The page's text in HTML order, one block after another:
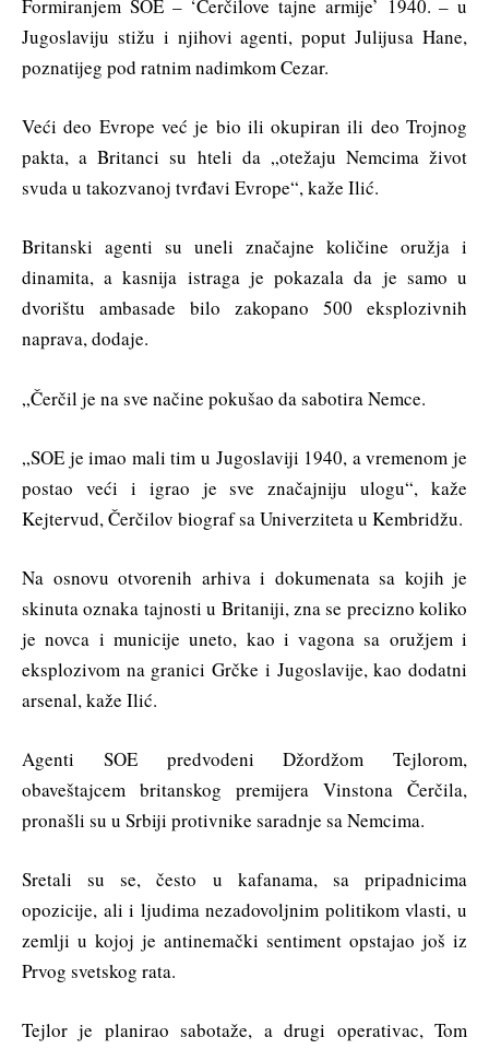
Formiranjem SOE – ‘Čerčilove tajne armije’ 1940. – u
Jugoslaviju stižu i njihovi agenti, poput Julijusa Hane,
poznatijeg pod ratnim nadimkom Cezar.
Veći deo Evrope već je bio ili okupiran ili deo Trojnog
pakta, a Britanci su hteli da „otežaju Nemcima život
svuda u takozvanoj tvrđavi Evrope“, kaže Ilić.
Britanski agenti su uneli značajne količine oružja i
dinamita, a kasnija istraga je pokazala da je samo u
dvorištu ambasade bilo zakopano 500 eksplozivnih
naprava, dodaje.
„Čerčil je na sve načine pokušao da sabotira Nemce.
„SOE je imao mali tim u Jugoslaviji 1940, a vremenom je
postao veći i igrao je sve značajniju ulogu“, kaže
Kejtervud, Čerčilov biograf sa Univerziteta u Kembridžu.
Na osnovu otvorenih arhiva i dokumenata sa kojih je
skinuta oznaka tajnosti u Britaniji, zna se precizno koliko
je novca i municije uneto, kao i vagona sa oružjem i
eksplozivom na granici Grčke i Jugoslavije, kao dodatni
arsenal, kaže Ilić.
Agenti SOE predvodeni Džordžom Tejlorom,
obaveštajcem britanskog premijera Vinstona Čerčila,
pronašli su u Srbiji protivnike saradnje sa Nemcima.
Sretali su se, često u kafanama, sa pripadnicima
opozicije, ali i ljudima nezadovoljnim politikom vlasti, u
zemlji u kojoj je antinemački sentiment opstajao još iz
Prvog svetskog rata.
Tejlor je planirao sabotaže, a drugi operativac, Tom